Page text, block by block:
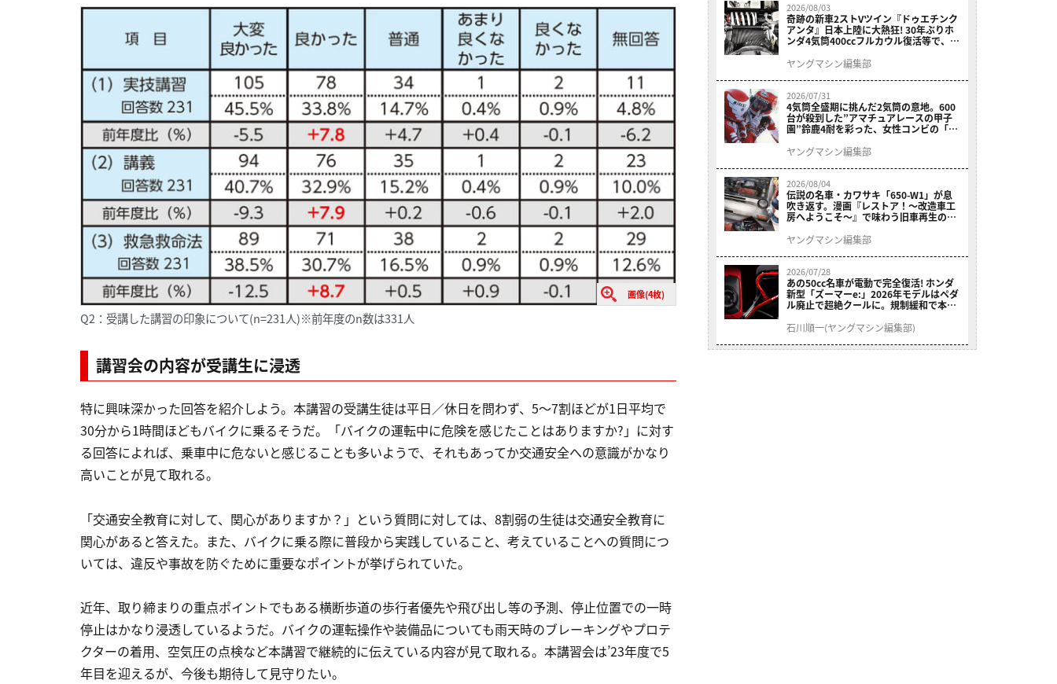
画像(4枚)
Q2：受講した講習の印象について(n=231人)※前年度のn数は331人
講習会の内容が受講生に浸透
特に興味深かった回答を紹介しよう。本講習の受講生徒は平日／休日を問わず、5〜7割ほどが1日平均で
30分から1時間ほどもバイクに乗るそうだ。「バイクの運転中に危険を感じたことはありますか?」に対す
る回答によれば、乗車中に危ないと感じることも多いようで、それもあってか交通安全への意識がかなり
高いことが見て取れる。
「交通安全教育に対して、関心がありますか？」という質問に対しては、8割弱の生徒は交通安全教育に
関心があると答えた。また、バイクに乗る際に普段から実践していること、考えていることへの質問につ
いては、違反や事故を防ぐために重要なポイントが挙げられていた。
近年、取り締まりの重点ポイントでもある横断歩道の歩行者優先や飛び出し等の予測、停止位置での一時
停止はかなり浸透しているようだ。バイクの運転操作や装備品についても雨天時のブレーキングやプロテ
クターの着用、空気圧の点検など本講習で継続的に伝えている内容が見て取れる。本講習会は’23年度で5
年目を迎えるが、今後も期待して見守りたい。
2026/08/03
奇跡の新車2ストVツイン『ドゥエチンク
アンタ』日本上陸に大熱狂! 30年ぶりホ
ンダ4気筒400ccフルカウル復活等で、ロ
ニュース振り返り】
ヤングマシン編集部
2026/07/31
4気筒全盛期に挑んだ2気筒の意地。600
台が殺到した”アマチュアレースの甲子
園”鈴鹿4耐を彩った、女性コンビの「ス
ヤングマシン編集部
2026/08/04
伝説の名車・カワサキ「650-W1」が息
吹き返す。漫画『レストア！～改造車工
房へようこそ～』で味わう旧車再生のロ
ヤングマシン編集部
2026/07/28
あの50cc名車が電動で完全復活! ホンダ
新型「ズーマーe:」2026年モデルはペダ
ル廃止で超絶クールに。規制緩和で本来
石川順一(ヤングマシン編集部)